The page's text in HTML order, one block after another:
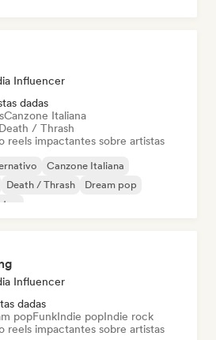
Influencer
dadas
Canzone Italiana
Death / Thrash
reels impactantes sobre artistas
Canzone Italiana
Death / Thrash
Dream pop
Influencer
dadas
popFunkIndie popIndie rock
reels impactantes sobre artistas